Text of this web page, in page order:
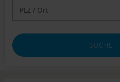
PLZ / Ort
SUCHE